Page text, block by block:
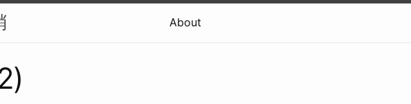
About